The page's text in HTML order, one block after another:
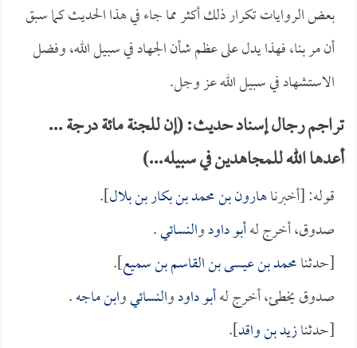
بعض الروايات تكرار ذلك أكثر مما جاء في هذا الحديث كما سبق
أن مر بنا، فهذا يدل على عظم شأن الجهاد في سبيل الله، وفضل
الاستشهاد في سبيل الله عز وجل.
تراجم رجال إسناد حديث: (إن للجنة مائة درجة ...
أعدها الله للمجاهدين في سبيله...)
قوله: [أخبرناهارون بن محمد بن بكار بن بلال].
صدوق، أخرج لهأبو داودوالنسائي.
[حدثنامحمد بن عيسى بن القاسم بن سميع].
صدوق يخطئ، أخرج لهأبو داودوالنسائيوابن ماجه.
[حدثنازيد بن واقد].